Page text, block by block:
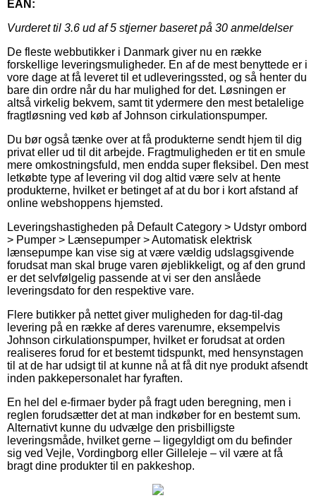
EAN:
Vurderet til 3.6 ud af 5 stjerner baseret på 30 anmeldelser
De fleste webbutikker i Danmark giver nu en række
forskellige leveringsmuligheder. En af de mest benyttede er i
vore dage at få leveret til et udleveringssted, og så henter du
bare din ordre når du har mulighed for det. Løsningen er
altså virkelig bekvem, samt tit ydermere den mest betalelige
fragtløsning ved køb af Johnson cirkulationspumper.
Du bør også tænke over at få produkterne sendt hjem til dig
privat eller ud til dit arbejde. Fragtmuligheden er tit en smule
mere omkostningsfuld, men endda super fleksibel. Den mest
letkøbte type af levering vil dog altid være selv at hente
produkterne, hvilket er betinget af at du bor i kort afstand af
online webshoppens hjemsted.
Leveringshastigheden på Default Category > Udstyr ombord
> Pumper > Lænsepumper > Automatisk elektrisk
lænsepumpe kan vise sig at være vældig udslagsgivende
forudsat man skal bruge varen øjeblikkeligt, og af den grund
er det selvfølgelig passende at vi ser den anslåede
leveringsdato for den respektive vare.
Flere butikker på nettet giver muligheden for dag-til-dag
levering på en række af deres varenumre, eksempelvis
Johnson cirkulationspumper, hvilket er forudsat at orden
realiseres forud for et bestemt tidspunkt, med hensynstagen
til at de har udsigt til at kunne nå at få dit nye produkt afsendt
inden pakkepersonalet har fyraften.
En hel del e-firmaer byder på fragt uden beregning, men i
reglen forudsætter det at man indkøber for en bestemt sum.
Alternativt kunne du udvælge den prisbilligste
leveringsmåde, hvilket gerne – ligegyldigt om du befinder
sig ved Vejle, Vordingborg eller Gilleleje – vil være at få
bragt dine produkter til en pakkeshop.